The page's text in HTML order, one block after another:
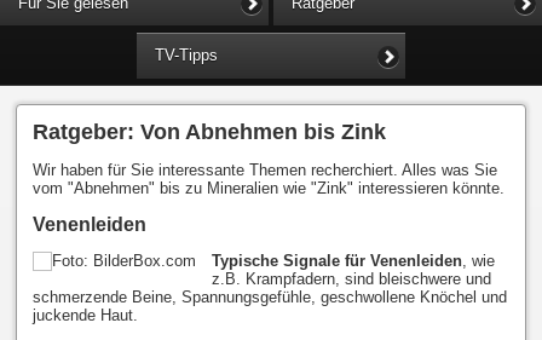
TV-Tipps
Ratgeber: Von Abnehmen bis Zink
Wir haben für Sie interessante Themen recherchiert. Alles was Sie
vom "Abnehmen" bis zu Mineralien wie "Zink" interessieren könnte.
Venenleiden
Typische Signale für Venenleiden, wie
z.B. Krampfadern, sind bleischwere und
schmerzende Beine, Spannungsgefühle, geschwollene Knöchel und
juckende Haut.